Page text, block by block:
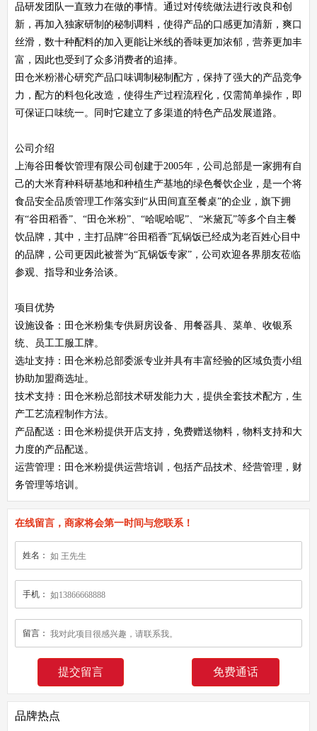
品研发团队一直致力在做的事情。通过对传统做法进行改良和创
新，再加入独家研制的秘制调料，使得产品的口感更加清新，爽口
丝滑，数十种配料的加入更能让米线的香味更加浓郁，营养更加丰
富，因此也受到了众多消费者的追捧。
田仓米粉潜心研究产品口味调制秘制配方，保持了强大的产品竞争
力，配方的料包化改造，使得生产过程流程化，仅需简单操作，即
可保证口味统一。同时它建立了多渠道的特色产品发展道路。
公司介绍
上海谷田餐饮管理有限公司创建于2005年，公司总部是一家拥有自
己的大米育种科研基地和种植生产基地的绿色餐饮企业，是一个将
食品安全品质管理工作落实到“从田间直至餐桌”的企业，旗下拥
有“谷田稻香”、“田仓米粉”、“哈呢哈呢”、“米黛瓦”等多个自主餐
饮品牌，其中，主打品牌“谷田稻香”瓦锅饭已经成为老百姓心目中
的品牌，公司更因此被誉为“瓦锅饭专家”，公司欢迎各界朋友莅临
参观、指导和业务洽谈。
项目优势
设施设备：田仓米粉集专供厨房设备、用餐器具、菜单、收银系
统、员工工服工牌。
选址支持：田仓米粉总部委派专业并具有丰富经验的区域负责小组
协助加盟商选址。
技术支持：田仓米粉总部技术研发能力大，提供全套技术配方，生
产工艺流程制作方法。
产品配送：田仓米粉提供开店支持，免费赠送物料，物料支持和大
力度的产品配送。
运营管理：田仓米粉提供运营培训，包括产品技术、经营管理，财
务管理等培训。
在线留言，商家将会第一时间与您联系！
姓名：
手机：
留言：
免费通话
品牌热点